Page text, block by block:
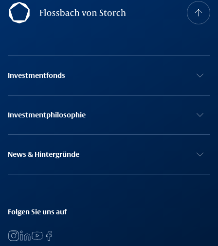
Footer Navigation
Investmentfonds
Investmentphilosophie
News & Hintergründe
Folgen Sie uns auf